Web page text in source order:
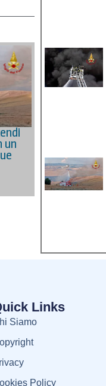
un
Links
Siamo
Policy